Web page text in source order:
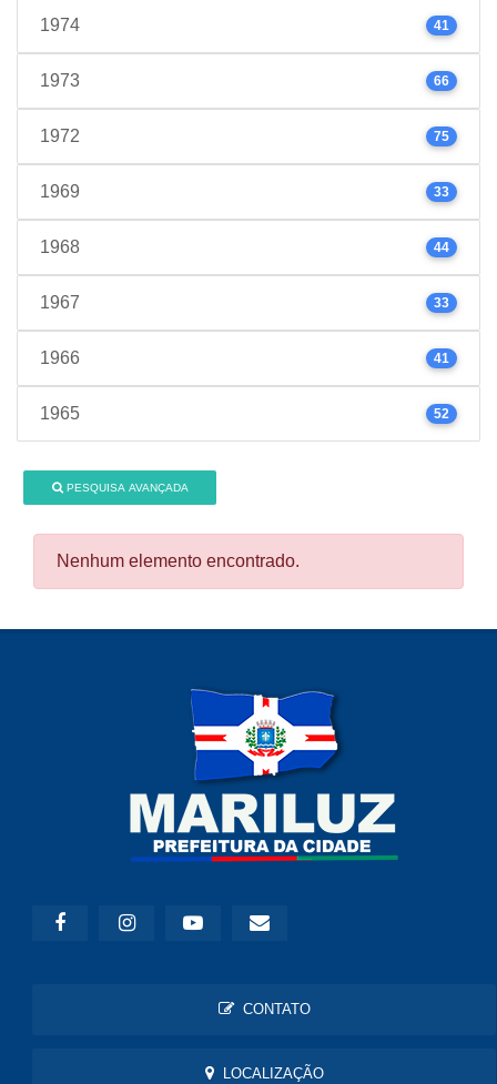
1974 41
1973 66
1972 75
1969 33
1968 44
1967 33
1966 41
1965 52
PESQUISA AVANÇADA
Nenhum elemento encontrado.
CONTATO
LOCALIZAÇÃO